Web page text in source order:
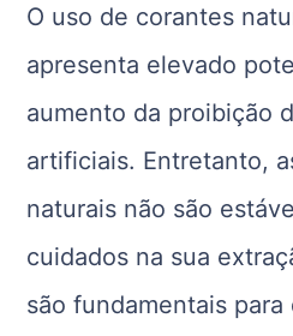
O uso de corantes
apresenta elevado
aumento da proibição
artificiais. Entretanto,
naturais não são
cuidados na sua
são fundamentais